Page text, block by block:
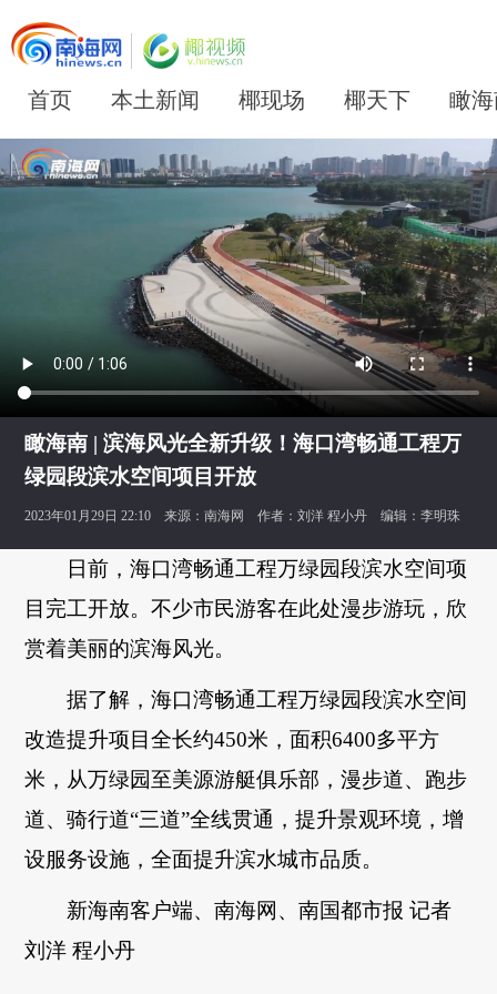
首页 本土新闻 椰现场 椰天下 瞰
瞰海南 | 滨海风光全新升级！海口湾畅通工程万
绿园段滨水空间项目开放
2023年01月29日 22:10 来源：南海网 作者：刘洋 程小丹 编辑：李明珠
日前，海口湾畅通工程万绿园段滨水空间项
目完工开放。不少市民游客在此处漫步游玩，欣
赏着美丽的滨海风光。
据了解，海口湾畅通工程万绿园段滨水空间
改造提升项目全长约450米，面积6400多平方
米，从万绿园至美源游艇俱乐部，漫步道、跑步
道、骑行道“三道”全线贯通，提升景观环境，增
设服务设施，全面提升滨水城市品质。
新海南客户端、南海网、南国都市报 记者
刘洋 程小丹